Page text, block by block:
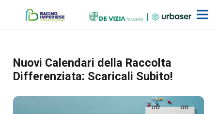
Nuovi Calendari della Raccolta
Differenziata: Scaricali Subito!